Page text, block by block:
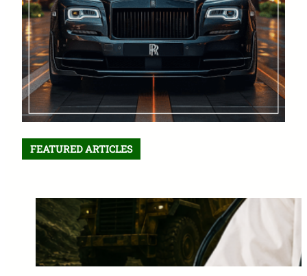
FEATURED ARTICLES